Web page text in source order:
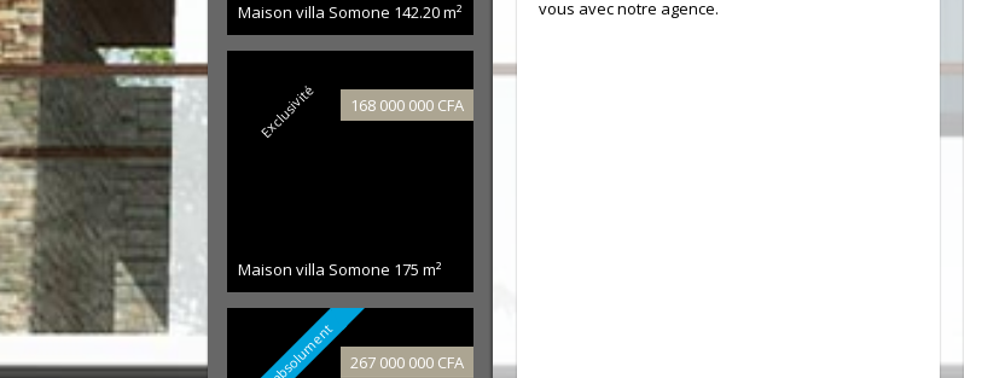
Maison villa Somone 142.20 m²
Exclusivité 168 000 000 CFA
Maison villa Somone 175 m²
267 000 000 CFA
vous avec notre agence.